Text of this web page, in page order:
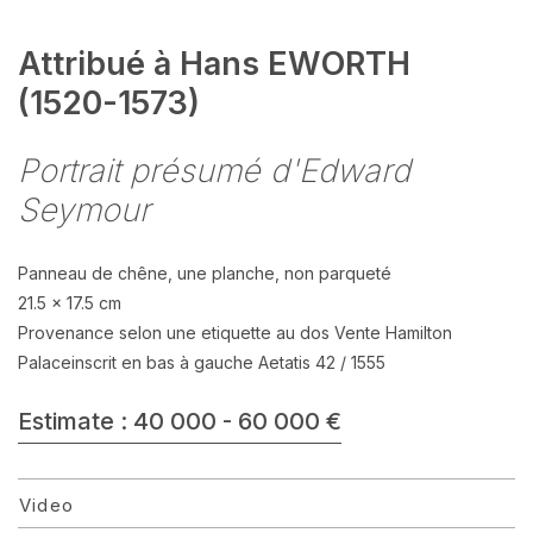
Attribué à Hans EWORTH
(1520-1573)
Portrait présumé d'Edward
Seymour
Panneau de chêne, une planche, non parqueté
21.5 x 17.5 cm
Provenance selon une etiquette au dos Vente Hamilton
Palaceinscrit en bas à gauche Aetatis 42 / 1555
Estimate : 40 000 - 60 000 €
Video